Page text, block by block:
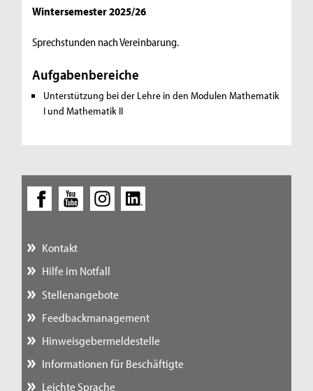
Wintersemester 2025/26
Sprechstunden nach Vereinbarung.
Aufgabenbereiche
Unterstützung bei der Lehre in den Modulen Mathematik
I und Mathematik II
Kontakt
Hilfe im Notfall
Stellenangebote
Feedbackmanagement
Hinweisgebermeldestelle
Informationen für Beschäftigte
Leichte Sprache